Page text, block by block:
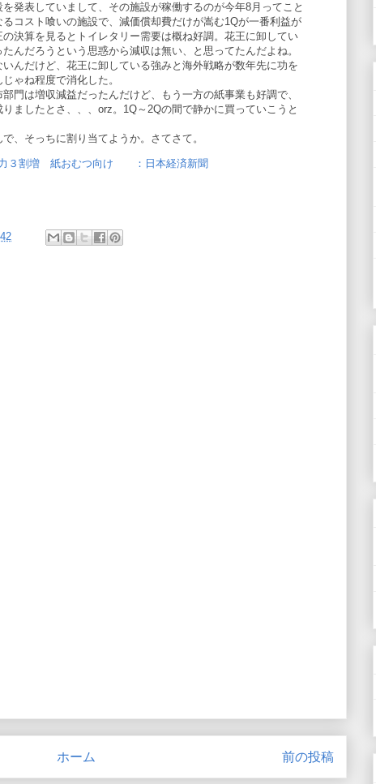
発表していまして、その施設が稼働するのが今年8月ってこと
コスト喰いの施設で、減価償却費だけが嵩む1Qが一番利益が
決算を見るとトイレタリー需要は概ね好調。花王に卸してい
んだろうという思惑から減収は無い、と思ってたんだよね。
んだけど、花王に卸している強みと海外戦略が数年先に功を
ゃね程度で消化した。
門は増収減益だったんだけど、もう一方の紙事業も好調で、
ましたとさ、、、orz。1Q～2Qの間で静かに買っていこうと
、そっちに割り当てようか。さてさて。
力３割増 紙おむつ向け ：日本経済新聞
前の投稿
ホーム